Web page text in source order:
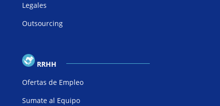
Legales
Outsourcing
RRHH
Ofertas de Empleo
Sumate al Equipo